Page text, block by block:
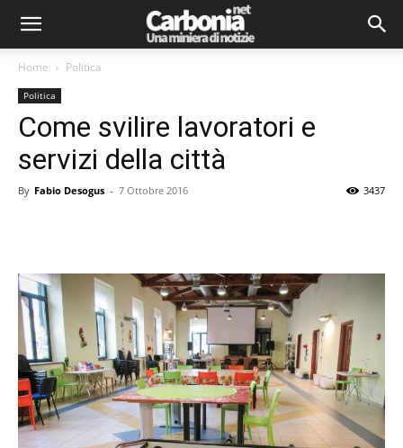
Home Politica
Politica
Come svilire lavoratori e
servizi della città
By Fabio Desogus - 7 Ottobre 2016 3437